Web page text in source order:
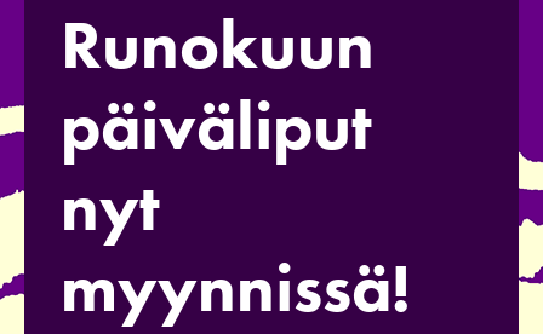
Runokuun
päiväliput
nyt
myynnissä!